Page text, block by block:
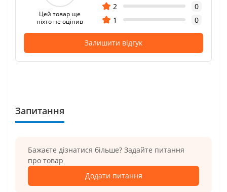
Цей товар ще
ніхто не оцінив
2
0
1
0
Залишити відгук
Запитання
Бажаєте дізнатися більше? Задайте питання
про товар
Додати питання